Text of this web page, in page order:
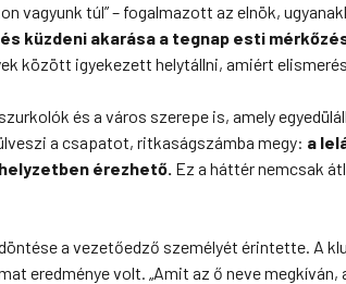
vagyunk túl” – fogalmazott az elnök,
küzdeni akarása a tegnap esti
között igyekezett helytállni, amiért
és a város szerepe is, amely
a csapatot, ritkaságszámba megy: a
érezhető. Ez a háttér nemcsak
a vezetőedző személyét érintette. A
eredménye volt. „Amit az ő neve